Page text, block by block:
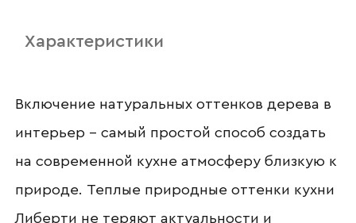
Характеристики
Включение натуральных оттенков дерева в
интерьер – самый простой способ создать
на современной кухне атмосферу близкую к
природе. Теплые природные оттенки кухни
Либерти не теряют актуальности и
Отправить